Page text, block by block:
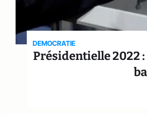
DEMOCRATIE
Présidentielle 2022